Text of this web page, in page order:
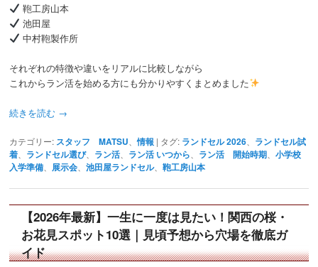
鞄工房山本
池田屋
中村鞄製作所
それぞれの特徴や違いをリアルに比較しながら
これからラン活を始める方にも分かりやすくまとめました
続きを読む →
カテゴリー: スタッフ MATSU 、情報 | タグ: ランドセル 2026
ランドセル試
着
ランドセル選び、 ラン活 ラン活 いつから ラン活 開始時期 、小学校
入学準備
展示会 、池田屋ランドセル、鞄工房山本
【2026年最新】一生に一度は見たい！関西の桜・
お花見スポット10選｜見頃予想から穴場を徹底ガ
イド